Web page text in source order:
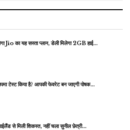
Jio का यह सस्ता प्लान, डेली मिलेगा 2GB हाई…
टेस्ट किया है? आपकी फेवरेट बन जाएगी पोषक…
से मिली शिकस्त, नहीं चला सुनील छेत्री…